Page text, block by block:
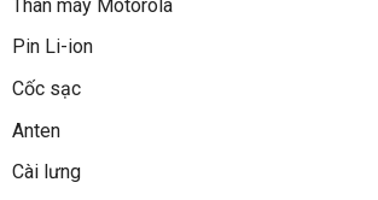
Thân máy Motorola
Pin Li-ion
Cốc sạc
Anten
Cài lưng